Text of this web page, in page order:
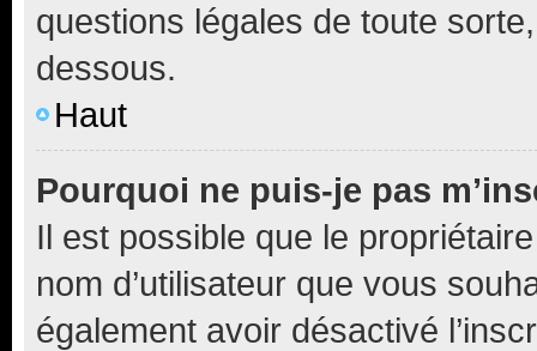
questions légales de toute
dessous.
Haut
Pourquoi ne puis-je pas
Il est possible que le
nom d’utilisateur que vous
également avoir désactivé